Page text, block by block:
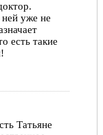
уже не
есть такие
Татьяне